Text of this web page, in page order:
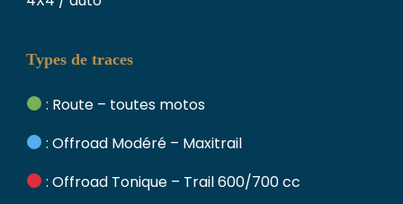
Types de traces
: Route – toutes motos
: Offroad Modéré – Maxitrail
: Offroad Tonique – Trail 600/700 cc